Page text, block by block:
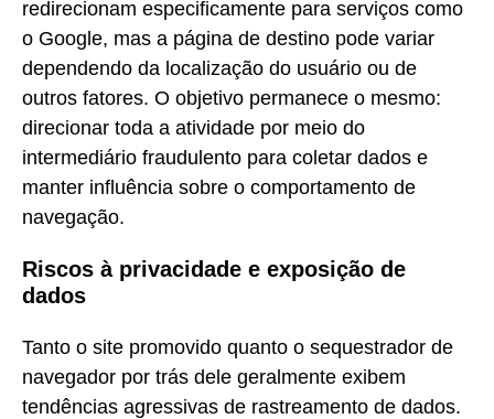
redirecionam especificamente para serviços como
o Google, mas a página de destino pode variar
dependendo da localização do usuário ou de
outros fatores. O objetivo permanece o mesmo:
direcionar toda a atividade por meio do
intermediário fraudulento para coletar dados e
manter influência sobre o comportamento de
navegação.
Riscos à privacidade e exposição de
dados
Tanto o site promovido quanto o sequestrador de
navegador por trás dele geralmente exibem
tendências agressivas de rastreamento de dados.